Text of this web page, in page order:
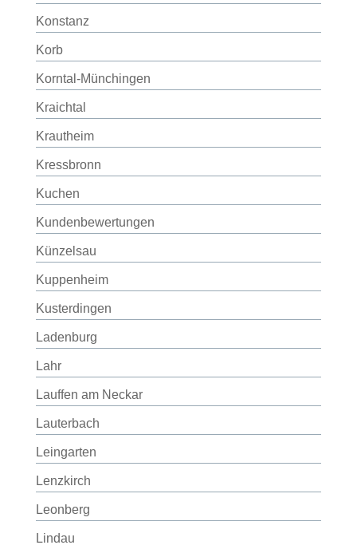
Konstanz
Korb
Korntal-Münchingen
Kraichtal
Krautheim
Kressbronn
Kuchen
Kundenbewertungen
Künzelsau
Kuppenheim
Kusterdingen
Ladenburg
Lahr
Lauffen am Neckar
Lauterbach
Leingarten
Lenzkirch
Leonberg
Lindau